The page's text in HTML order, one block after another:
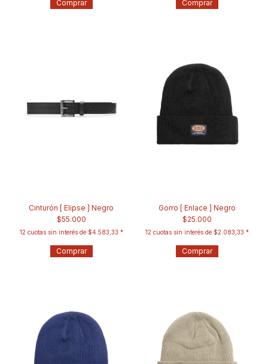
Comprar Comprar
Cinturón [ Elipse ] Negro
$55.000
12 cuotas sin interés de $4.583,33
Comprar
Gorro [ Enlace ] Negro
$25.000
12 cuotas sin interés de $2.083,33
Comprar